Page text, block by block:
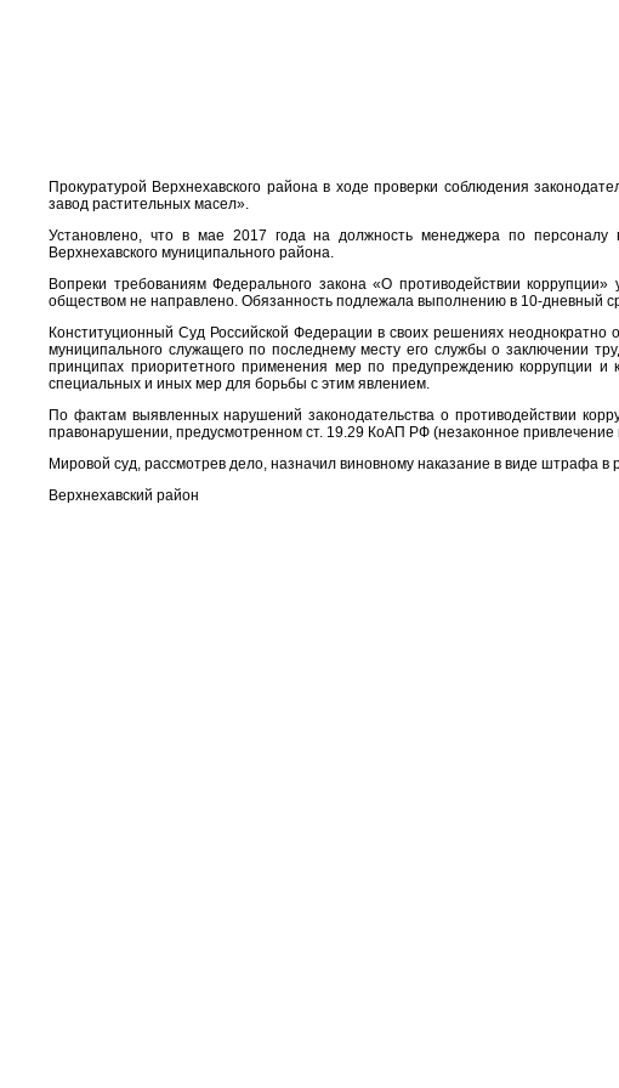
Прокуратурой Верхнехавского района в ходе проверки соблюдения
завод растительных масел».
Установлено, что в мае 2017 года на должность менеджера по персоналу
Верхнехавского муниципального района.
Вопреки требованиям Федерального закона «О противодействии
обществом не направлено. Обязанность подлежала выполнению в 10-дневный
Конституционный Суд Российской Федерации в своих решениях
муниципального служащего по последнему месту его службы о заключении
принципах приоритетного применения мер по предупреждению коррупции и
специальных и иных мер для борьбы с этим явлением.
По фактам выявленных нарушений законодательства о противодействии
правонарушении, предусмотренном ст. 19.29 КоАП РФ (незаконное привлечение
Мировой суд, рассмотрев дело, назначил виновному наказание в виде штрафа в
Верхнехавский район